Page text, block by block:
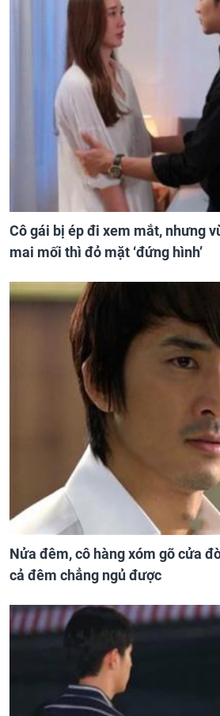
Cô gái bị ép đi xem mắt, nhưng
mai mối thì đỏ mặt ‘đứng hình’
Nửa đêm, cô hàng xóm gõ cửa
cả đêm chẳng ngủ được